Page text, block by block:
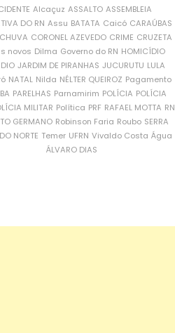
Alcaçuz ASSALTO ASSEMBLEIA
DO RN Assu BATATA Caicó CARAÚBAS
CORONEL AZEVEDO CRIME CRUZETA
novos Dilma Governo do RN HOMICÍDIO
JARDIM DE PIRANHAS JUCURUTU LULA
NATAL Nilda NÉLTER QUEIROZ Pagamento
PARELHAS Parnamirim POLÍCIA POLÍCIA
MILITAR Política PRF RAFAEL MOTTA RN
GERMANO Robinson Faria Roubo SERRA
NORTE Temer UFRN Vivaldo Costa Água
ÁLVARO DIAS